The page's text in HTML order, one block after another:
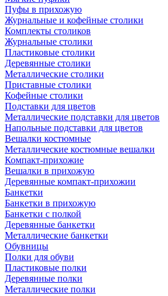
Пуфы в прихожую
Журнальные и кофейные столики
Комплекты столиков
Журнальные столики
Пластиковые столики
Деревянные столики
Металлические столики
Приставные столики
Кофейные столики
Подставки для цветов
Металлические подставки для цветов
Напольные подставки для цветов
Вешалки костюмные
Металлические костюмные вешалки
Компакт-прихожие
Вешалки в прихожую
Деревянные компакт-прихожии
Банкетки
Банкетки в прихожую
Банкетки с полкой
Деревянные банкетки
Металлические банкетки
Обувницы
Полки для обуви
Пластиковые полки
Деревянные полки
Металлические полки